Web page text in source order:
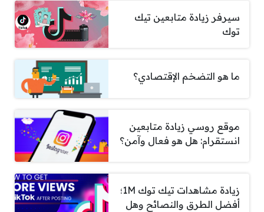
سيرفر زيادة متابعين تيك
توك
ما هو التضخم الإقتصادي؟
موقع روسي زيادة متابعين
انستقرام: هل هو فعال وآمن؟
زيادة مشاهدات تيك توك 1M؛
أفضل الطرق والنصائح وهل